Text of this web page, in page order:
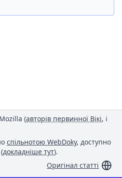
(авторів первинної Вікі, і
спільнотою WebDoky, доступно
(докладніше тут).
Оригінал статті